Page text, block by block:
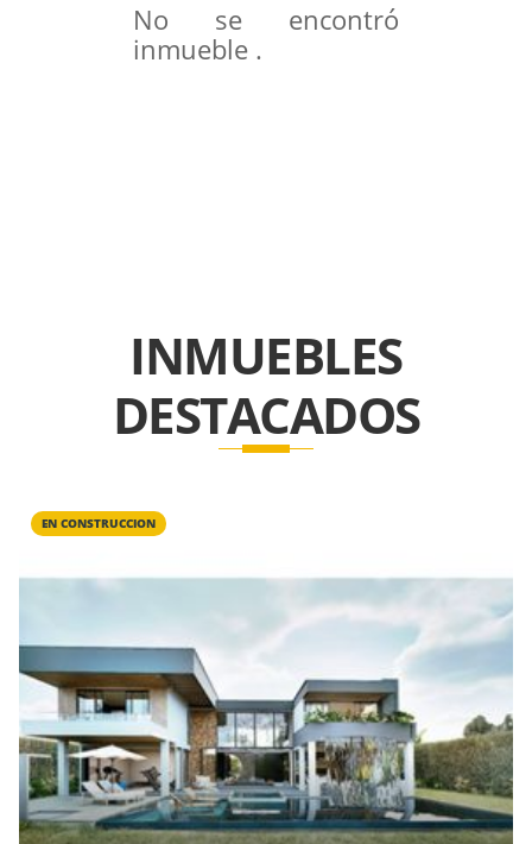
No se encontró
inmueble .
INMUEBLES
DESTACADOS
EN CONSTRUCCION